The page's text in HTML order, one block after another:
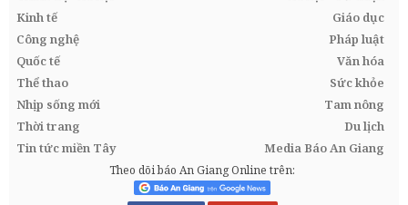
Kinh tế
Giáo dục
Công nghệ
Pháp luật
Quốc tế
Văn hóa
Thể thao
Sức khỏe
Nhịp sống mới
Tam nông
Thời trang
Du lịch
Tin tức miền Tây
Media Báo An Giang
Theo dõi báo An Giang Online trên: